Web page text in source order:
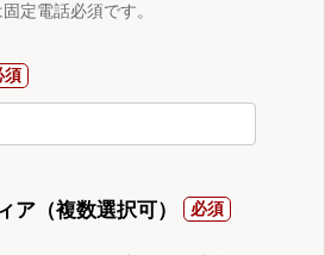
定電話必須です。
ア（複数選択可）